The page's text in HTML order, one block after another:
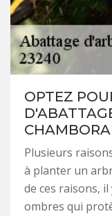
OPTEZ
Plusieurs
à planter un
de ces raisons,
ombres qui